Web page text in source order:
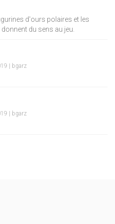
d'ours polaires et les
du sens au jeu.
| bgarz
| bgarz